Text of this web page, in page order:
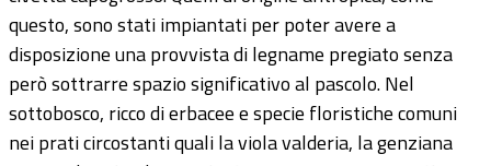
questo, sono stati impiantati per poter avere a
disposizione una provvista di legname pregiato senza
però sottrarre spazio significativo al pascolo. Nel
sottobosco, ricco di erbacee e specie floristiche comuni
nei prati circostanti quali la viola valderia, la genziana